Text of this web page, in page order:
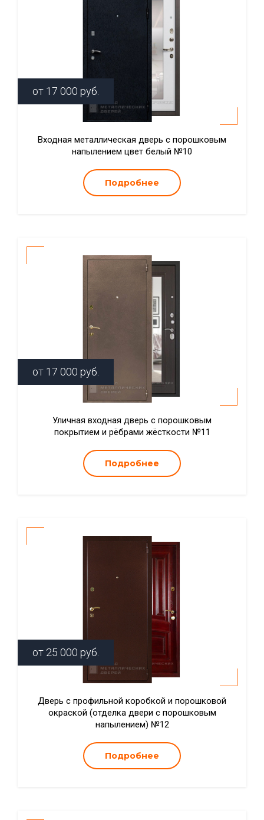
от 17 000 руб.
Входная металлическая дверь с порошковым
напылением цвет белый №10
Подробнее
от 17 000 руб.
Уличная входная дверь с порошковым
покрытием и рёбрами жёсткости №11
Подробнее
от 25 000 руб.
Дверь с профильной коробкой и порошковой
окраской (отделка двери с порошковым
напылением) №12
Подробнее